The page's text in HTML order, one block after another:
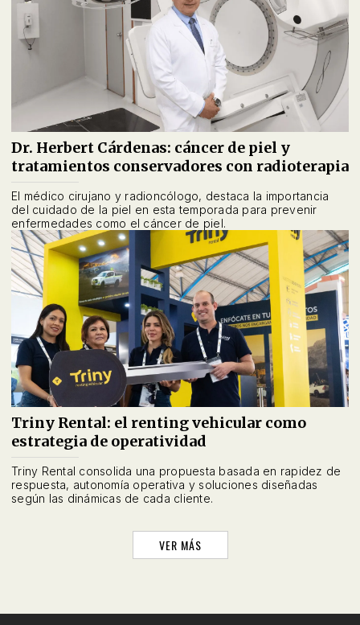
Dr. Herbert Cárdenas: cáncer de piel y
tratamientos conservadores con radioterapia
El médico cirujano y radioncólogo, destaca la importancia
del cuidado de la piel en esta temporada para prevenir
enfermedades como el cáncer de piel.
Triny Rental: el renting vehicular como
estrategia de operatividad
Triny Rental consolida una propuesta basada en rapidez de
respuesta, autonomía operativa y soluciones diseñadas
según las dinámicas de cada cliente.
VER MÁS